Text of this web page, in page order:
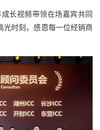
长视频带领在场嘉宾共同
光时刻，感恩每一位经销商